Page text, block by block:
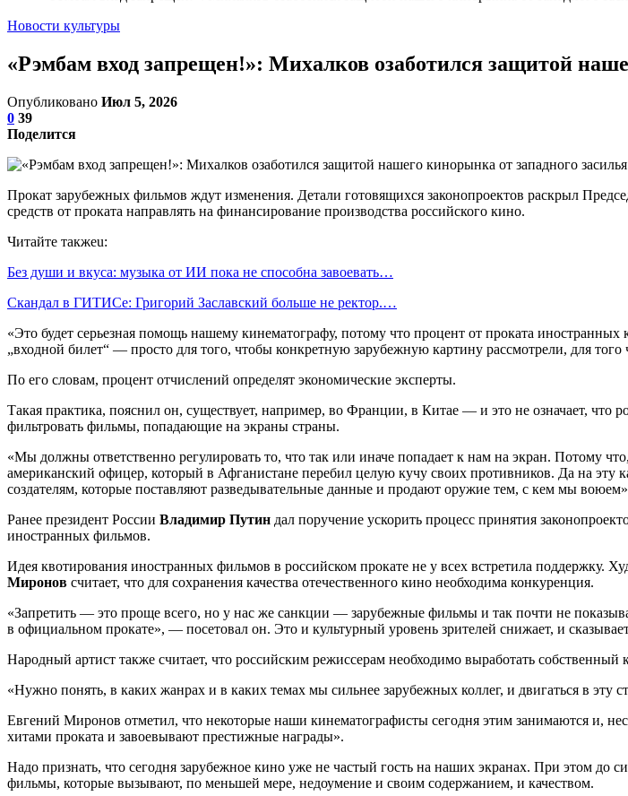
Новости культуры
«Рэмбам вход запрещен!»: Михалков озаботился защитой
Опубликовано Июл 5, 2026
0 39
Поделится
Прокат зарубежных фильмов ждут изменения. Детали готовящихся законопроектов раскрыл
средств от проката направлять на финансирование производства российского кино.
Читайте такжеu:
Без души и вкуса: музыка от ИИ пока не способна завоевать…
Скандал в ГИТИСе: Григорий Заславский больше не ректор.…
«Это будет серьезная помощь нашему кинематографу, потому что процент от проката
„входной билет“ — просто для того, чтобы конкретную зарубежную картину рассмотрели, для
По его словам, процент отчислений определят экономические эксперты.
Такая практика, пояснил он, существует, например, во Франции, в Китае — и это не означает,
фильтровать фильмы, попадающие на экраны страны.
«Мы должны ответственно регулировать то, что так или иначе попадает к нам на экран. Потому
американский офицер, который в Афганистане перебил целую кучу своих противников. Да на эту
создателям, которые поставляют разведывательные данные и продают оружие тем, с кем мы
Ранее президент России Владимир Путин дал поручение ускорить процесс принятия
иностранных фильмов.
Идея квотирования иностранных фильмов в российском прокате не у всех встретила поддержку.
Миронов считает, что для сохранения качества отечественного кино необходима конкуренция.
«Запретить — это проще всего, но у нас же санкции — зарубежные фильмы и так почти не
в официальном прокате», — посетовал он. Это и культурный уровень зрителей снижает, и
Народный артист также считает, что российским режиссерам необходимо выработать собственный
«Нужно понять, в каких жанрах и в каких темах мы сильнее зарубежных коллег, и двигаться в эту
Евгений Миронов отметил, что некоторые наши кинематографисты сегодня этим занимаются и,
хитами проката и завоевывают престижные награды».
Надо признать, что сегодня зарубежное кино уже не частый гость на наших экранах. При этом до
фильмы, которые вызывают, по меньшей мере, недоумение и своим содержанием, и качеством.